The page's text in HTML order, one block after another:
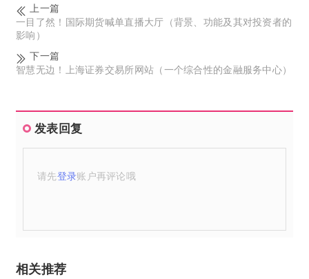
上一篇
一目了然！国际期货喊单直播大厅（背景、功能及其对投资者的
影响）
下一篇
智慧无边！上海证券交易所网站（一个综合性的金融服务中心）
发表回复
请先登录账户再评论哦
相关推荐